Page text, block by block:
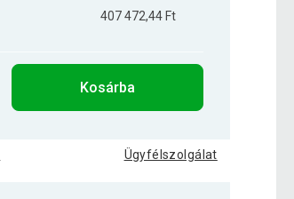
407 472,44 Ft
Kosárba
Ügyfélszolgálat